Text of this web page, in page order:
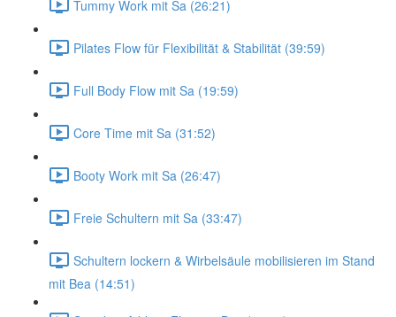
Tummy Work mit Sa (26:21)
Pilates Flow für Flexibilität & Stabilität (39:59)
Full Body Flow mit Sa (19:59)
Core Time mit Sa (31:52)
Booty Work mit Sa (26:47)
Freie Schultern mit Sa (33:47)
Schultern lockern & Wirbelsäule mobilisieren im Stand
mit Bea (14:51)